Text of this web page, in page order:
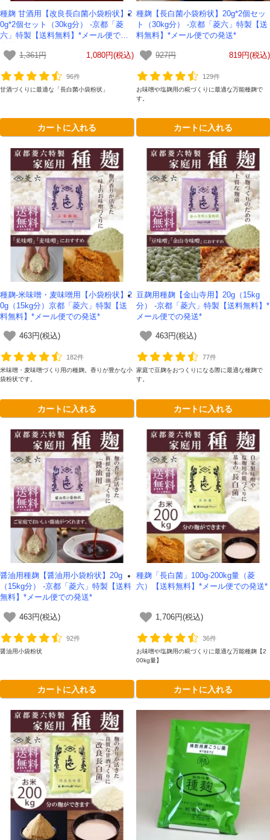
種麹 甘酒用【改良長白菌小袋粉状】2
0g*2個セット（30kg分） -京都「菱
六」特製【送料無料】*メール便での
1,361円
1,080円(税込)
96件
甘酒づくりに最適な「長白菌小袋粉状」
カートに入れる
種麹【長白菌小袋粉状】20g*2個セッ
ト（30kg分） -京都「菱六」特製【送
料無料】*メール便での発送*
927円 819円(税込)
129件
お味噌や塩麹用の糀づくりに最適な万能種麹で
す。
カートに入れる
種麹-米味噌・麦味噌用【小袋粉状】2
0g（15kg分）京都「菱六」特製【送
料無料】*メール便での発送*
463円(税込)
182件
米味噌・麦味噌づくり用の種麹。香りが豊かな小
袋粉状です。
カートに入れる
豆麹用種麹【金山寺用】20g（15kg
分） -京都「菱六」特製【送料無料】*
メール便での発送*
463円(税込)
77件
家庭で豆麹をおつくりになる際に最適な種麹で
す。
カートに入れる
醤油用種麹【醤油用小袋粉状】20g
（15kg分） -京都「菱六」特製【送料
無料】*メール便での発送*
463円(税込)
92件
醤油用小袋粉状
カートに入れる
種麹「長白菌」100g-200kg量（菱
六）【送料無料】*メール便での発送*
1,706円(税込)
36件
お味噌や塩麹用の糀づくりに最適な万能種麹【2
00kg量】
カートに入れる